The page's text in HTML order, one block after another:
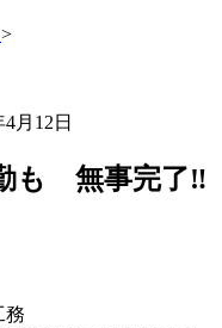
>
4月12日
も 無事完了‼️
務